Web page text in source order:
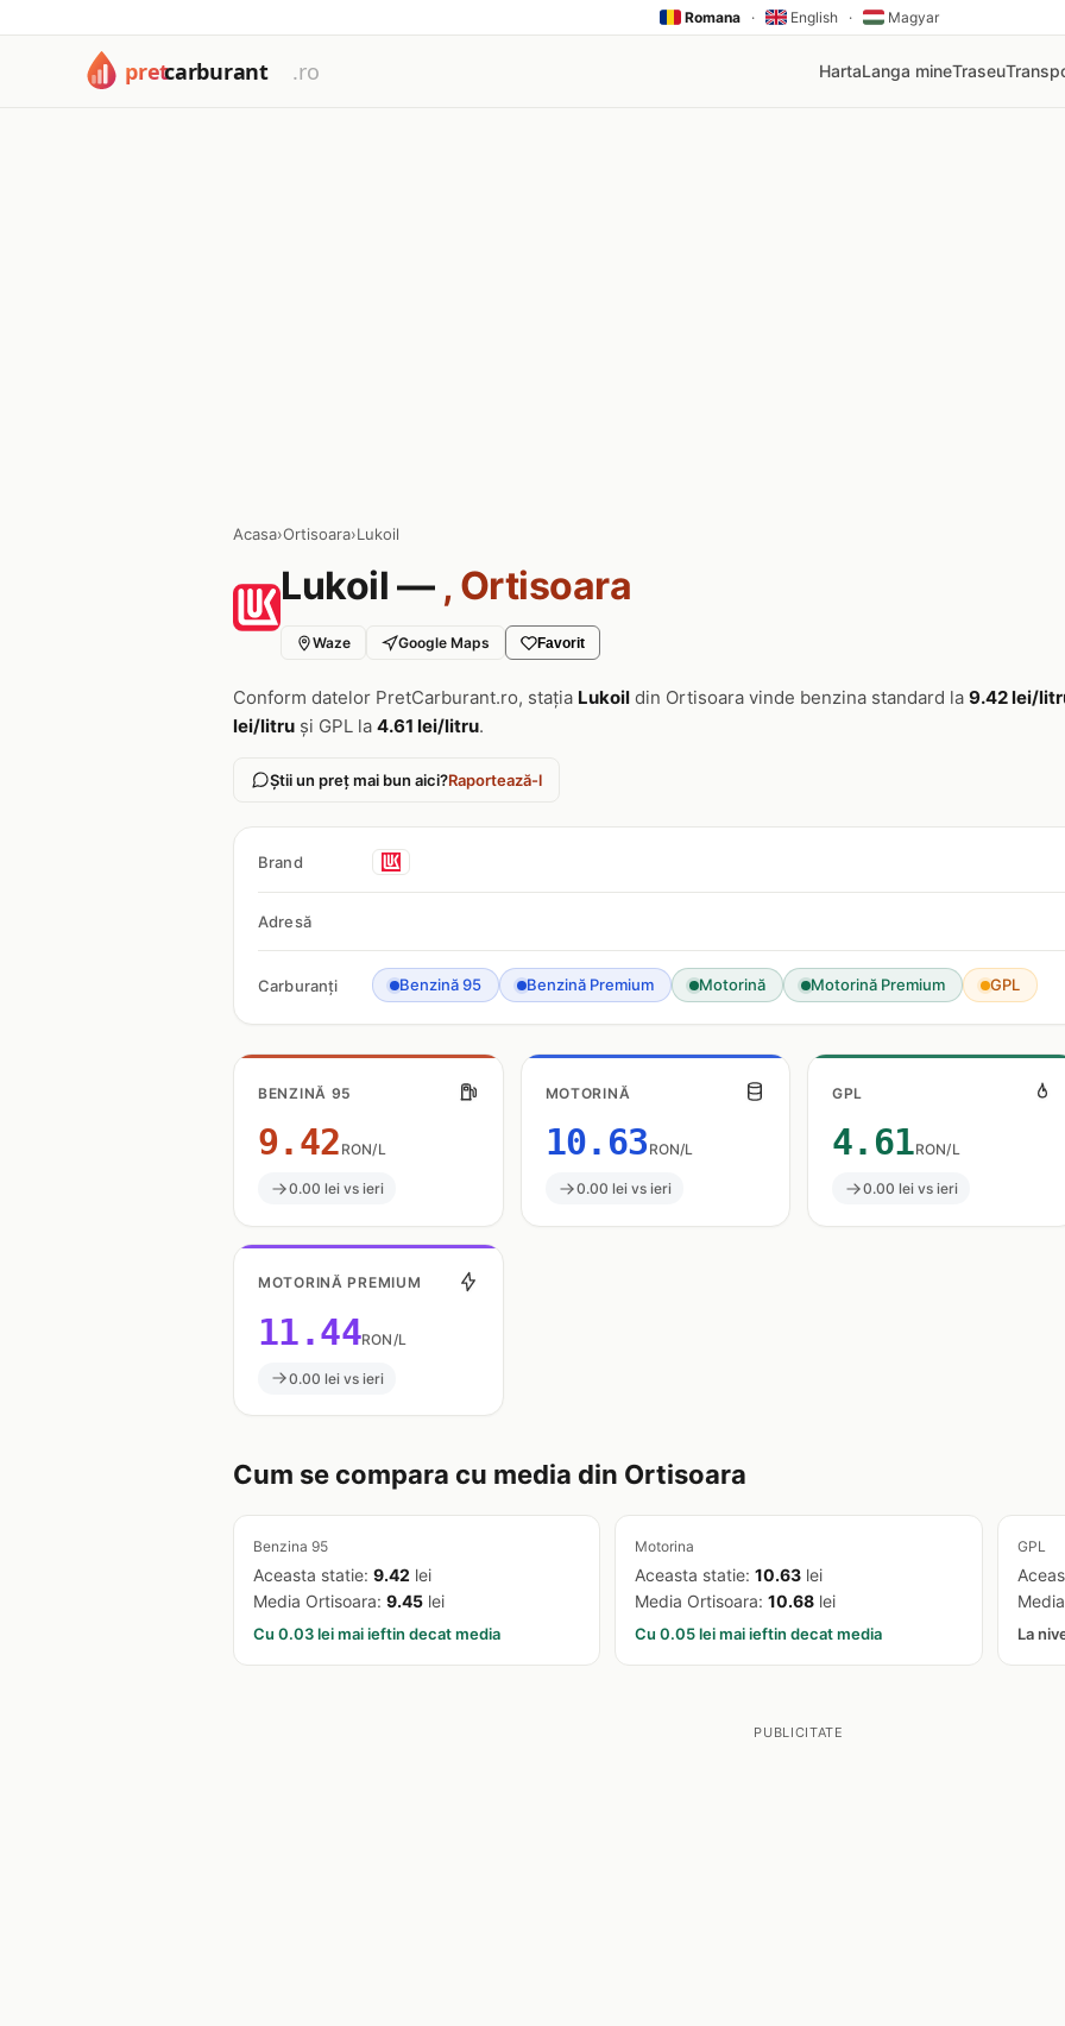
Romana · English · Magyar
HartaLanga mineTraseu
Acasa›Ortisoara›Lukoil
Lukoil — , Ortisoara
Waze Google Maps Favorit
Conform datelor PretCarburant.ro, stația Lukoil din Ortisoara vinde benzina standard la 9.42 lei/
lei/litru și GPL la 4.61 lei/litru.
Știi un preț mai bun aici?Raportează-l
Brand
Adresă
Carburanți Benzină 95 Benzină Premium Motorină Motorină Premium GPL
BENZINĂ 95
9.42 RON/L
0.00 lei vs ieri
MOTORINĂ
10.63 RON/L
0.00 lei vs ieri
GPL
4.61RON/L
0.00 lei vs ieri
MOTORINĂ PREMIUM
11.44RON/L
0.00 lei vs ieri
Cum se compara cu media din Ortisoara
Benzina 95
Aceasta statie: 9.42 lei
Media Ortisoara: 9.45 lei
Cu 0.03 lei mai ieftin decat media
Motorina
Aceasta statie:10.63 lei
Media Ortisoara:10.68 lei
Cu 0.05 lei mai ieftin decat media
GPL
La
PUBLICITATE